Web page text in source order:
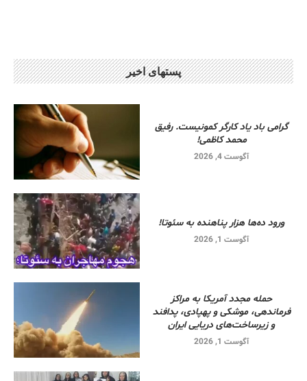
پستهای اخیر
گرامی باد یاد کارگر کمونیست. رفیق
محمد کاظمی!
آگوست 4, 2026
ورود ده‌ها هزار پناهنده به سئوتا!
آگوست 1, 2026
حمله مجدد آمریکا به مراکز
فرماندهی، موشکی و پهپادی، پدافند
و زیرساخت‌های دریایی ایران
آگوست 1, 2026